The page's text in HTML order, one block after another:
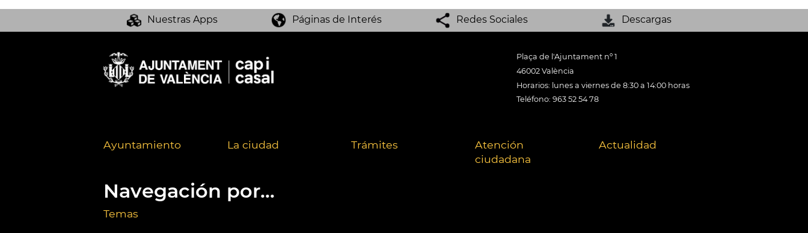
Nuestras Apps Páginas de Interés Redes Sociales Descargas
Plaça de l'Ajuntament nº 1
46002 València
Horarios: lunes a viernes de 8:30 a 14:00 horas
Teléfono: 963 52 54 78
Ayuntamiento La ciudad Trámites
Atención
ciudadana
Actualidad
Navegación por...
Temas